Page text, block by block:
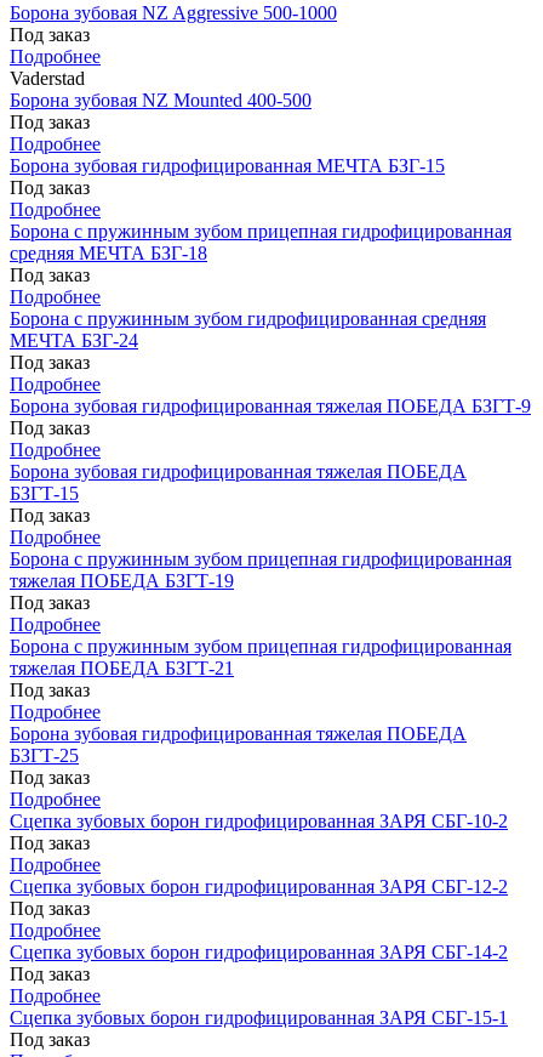
Борона зубовая NZ Aggressive 500-1000
Под заказ
Подробнее
Vaderstad
Борона зубовая NZ Mounted 400-500
Под заказ
Подробнее
Борона зубовая гидрофицированная МЕЧТА БЗГ-15
Под заказ
Подробнее
Борона с пружинным зубом прицепная гидрофицированная
средняя МЕЧТА БЗГ-18
Под заказ
Подробнее
Борона с пружинным зубом гидрофицированная средняя
МЕЧТА БЗГ-24
Под заказ
Подробнее
Борона зубовая гидрофицированная тяжелая ПОБЕДА БЗГТ-9
Под заказ
Подробнее
Борона зубовая гидрофицированная тяжелая ПОБЕДА
БЗГТ-15
Под заказ
Подробнее
Борона с пружинным зубом прицепная гидрофицированная
тяжелая ПОБЕДА БЗГТ-19
Под заказ
Подробнее
Борона с пружинным зубом прицепная гидрофицированная
тяжелая ПОБЕДА БЗГТ-21
Под заказ
Подробнее
Борона зубовая гидрофицированная тяжелая ПОБЕДА
БЗГТ-25
Под заказ
Подробнее
Сцепка зубовых борон гидрофицированная ЗАРЯ СБГ-10-2
Под заказ
Подробнее
Сцепка зубовых борон гидрофицированная ЗАРЯ СБГ-12-2
Под заказ
Подробнее
Сцепка зубовых борон гидрофицированная ЗАРЯ СБГ-14-2
Под заказ
Подробнее
Сцепка зубовых борон гидрофицированная ЗАРЯ СБГ-15-1
Под заказ